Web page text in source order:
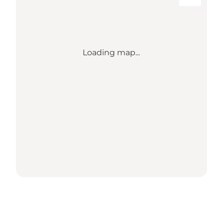
Loading map...